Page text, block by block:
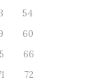
54
60
66
72